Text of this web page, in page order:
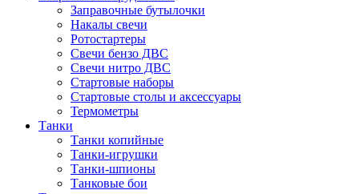
Заправочные бутылочки
Накалы свечи
Ротостартеры
Свечи бензо ДВС
Свечи нитро ДВС
Стартовые наборы
Стартовые столы и аксессуары
Термометры
Танки
Танки копийные
Танки-игрушки
Танки-шпионы
Танковые бои